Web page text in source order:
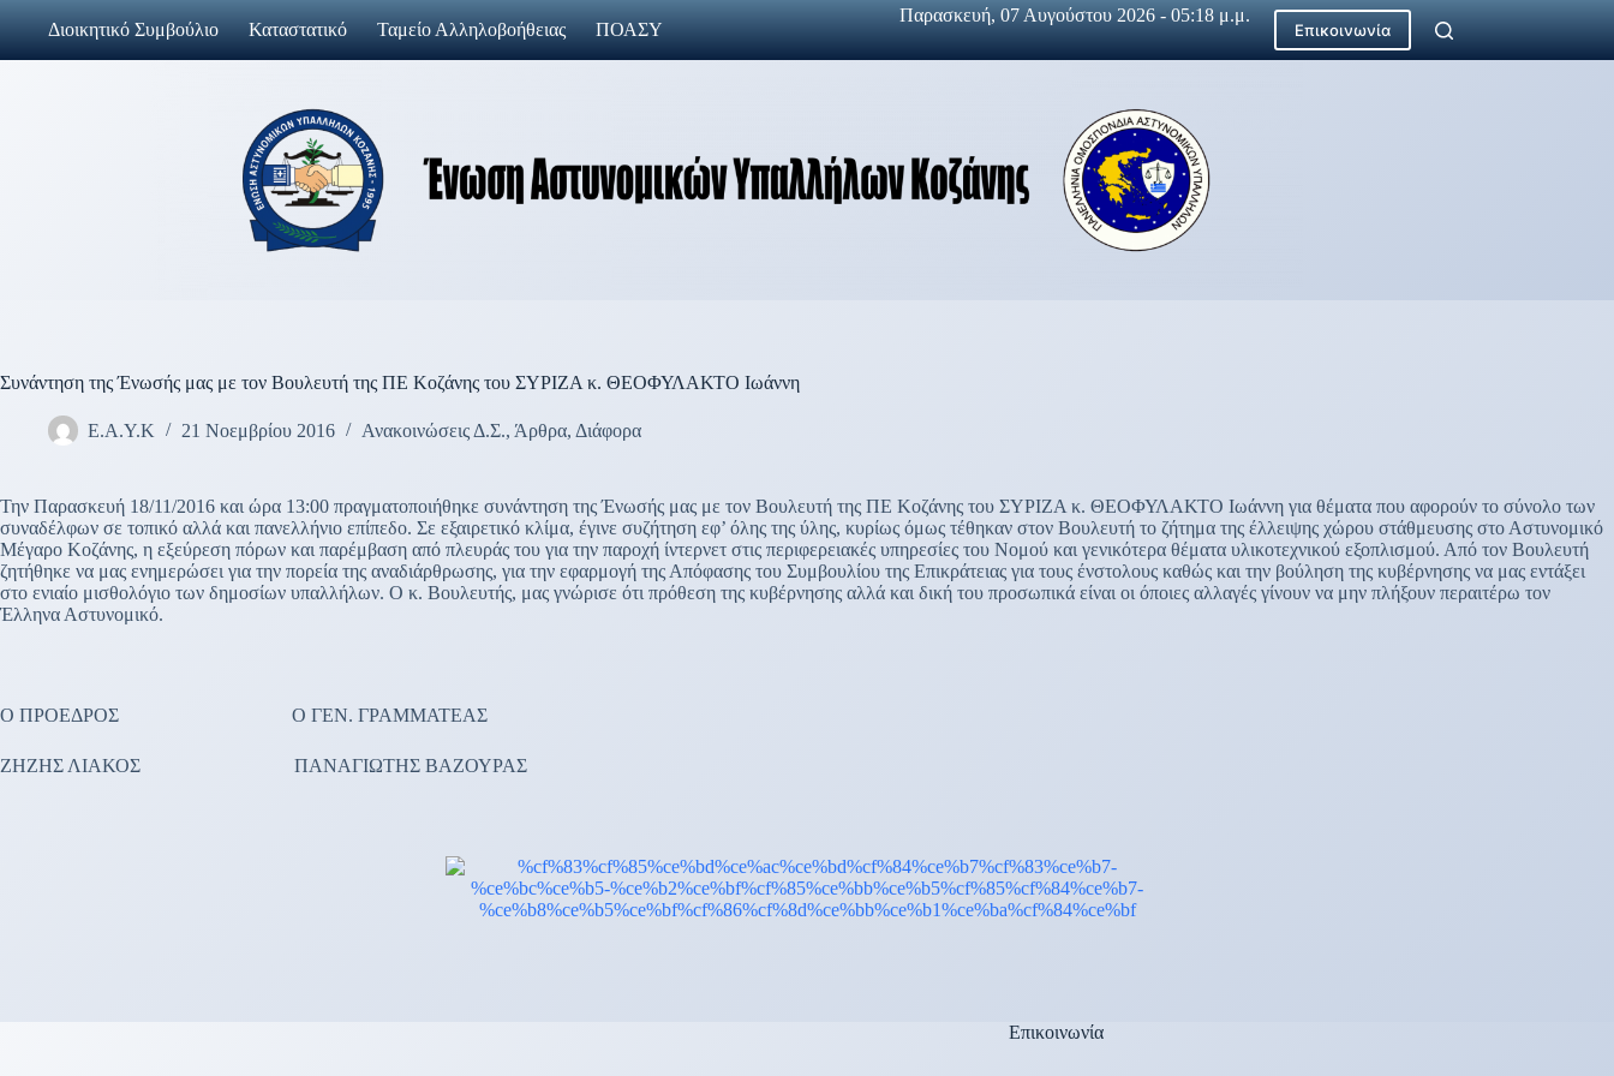
Διοικητικό Συμβούλιο Καταστατικό Ταμείο Αλληλοβοήθειας ΠΟΑΣΥ
Παρασκευή, 07 Αυγούστου 2026 - 05:18 μ.μ.
Επικοινωνία
Συνάντηση της Ένωσής μας με τον Βουλευτή της ΠΕ Κοζάνης του ΣΥΡΙΖΑ κ. ΘΕΟΦΥΛΑΚΤΟ Ιωάννη
Ε.Α.Υ.Κ 21 Νοεμβρίου 2016 Ανακοινώσεις Δ.Σ., Άρθρα, Διάφορα
Την Παρασκευή 18/11/2016 και ώρα 13:00 πραγματοποιήθηκε συνάντηση της Ένωσής μας με τον Βουλευτή της ΠΕ Κοζάνης του ΣΥΡΙΖΑ κ. ΘΕΟΦΥΛΑΚΤΟ Ιωάννη για θέματα που αφορούν το σύνολο των
συναδέλφων σε τοπικό αλλά και πανελλήνιο επίπεδο. Σε εξαιρετικό κλίμα, έγινε συζήτηση εφ’ όλης της ύλης, κυρίως όμως τέθηκαν στον Βουλευτή το ζήτημα της έλλειψης χώρου στάθμευσης στο Αστυνομικό
Μέγαρο Κοζάνης, η εξεύρεση πόρων και παρέμβαση από πλευράς του για την παροχή ίντερνετ στις περιφερειακές υπηρεσίες του Νομού και γενικότερα θέματα υλικοτεχνικού εξοπλισμού. Από τον Βουλευτή
ζητήθηκε να μας ενημερώσει για την πορεία της αναδιάρθρωσης, για την εφαρμογή της Απόφασης του Συμβουλίου της Επικράτειας για τους ένστολους καθώς και την βούληση της κυβέρνησης να μας εντάξει
στο ενιαίο μισθολόγιο των δημοσίων υπαλλήλων. Ο κ. Βουλευτής, μας γνώρισε ότι πρόθεση της κυβέρνησης αλλά και δική του προσωπικά είναι οι όποιες αλλαγές γίνουν να μην πλήξουν περαιτέρω τον
Έλληνα Αστυνομικό.
Ο ΠΡΟΕΔΡΟΣ Ο ΓΕΝ. ΓΡΑΜΜΑΤΕΑΣ
ΖΗΖΗΣ ΛΙΑΚΟΣ ΠΑΝΑΓΙΩΤΗΣ ΒΑΖΟΥΡΑΣ
Επικοινωνία